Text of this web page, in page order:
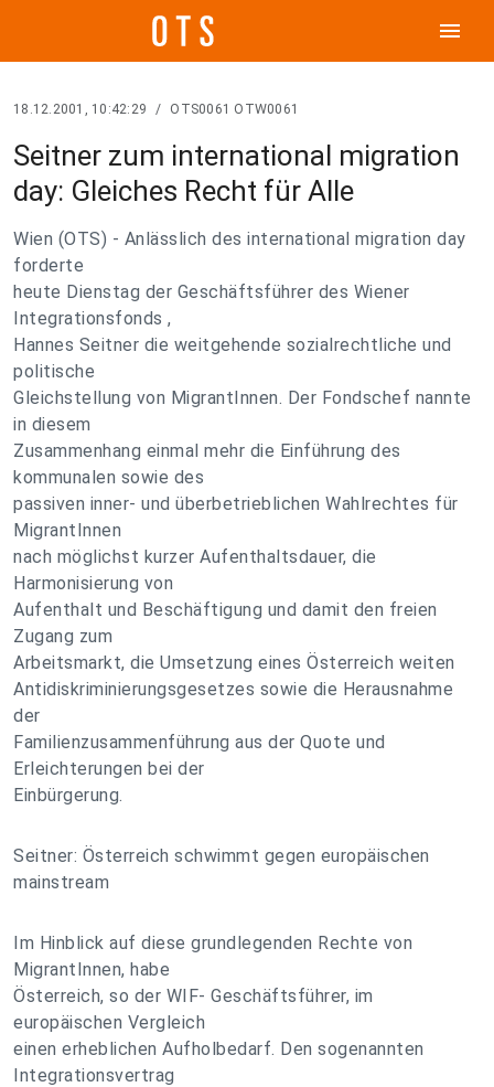
menu
18.12.2001, 10:42:29 / OTS0061 OTW0061
Seitner zum international migration
day: Gleiches Recht für Alle
Wien (OTS) - Anlässlich des international migration day
forderte
heute Dienstag der Geschäftsführer des Wiener
Integrationsfonds ,
Hannes Seitner die weitgehende sozialrechtliche und
politische
Gleichstellung von MigrantInnen. Der Fondschef nannte
in diesem
Zusammenhang einmal mehr die Einführung des
kommunalen sowie des
passiven inner- und überbetrieblichen Wahlrechtes für
MigrantInnen
nach möglichst kurzer Aufenthaltsdauer, die
Harmonisierung von
Aufenthalt und Beschäftigung und damit den freien
Zugang zum
Arbeitsmarkt, die Umsetzung eines Österreich weiten
Antidiskriminierungsgesetzes sowie die Herausnahme
der
Familienzusammenführung aus der Quote und
Erleichterungen bei der
Einbürgerung.
Seitner: Österreich schwimmt gegen europäischen
mainstream
Im Hinblick auf diese grundlegenden Rechte von
MigrantInnen, habe
Österreich, so der WIF- Geschäftsführer, im
europäischen Vergleich
einen erheblichen Aufholbedarf. Den sogenannten
Integrationsvertrag